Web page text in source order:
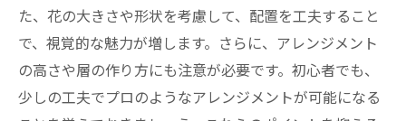
た、花の大きさや形状を考慮して、配置を工夫すること
で、視覚的な魅力が増します。さらに、アレンジメント
の高さや層の作り方にも注意が必要です。初心者でも、
少しの工夫でプロのようなアレンジメントが可能になる